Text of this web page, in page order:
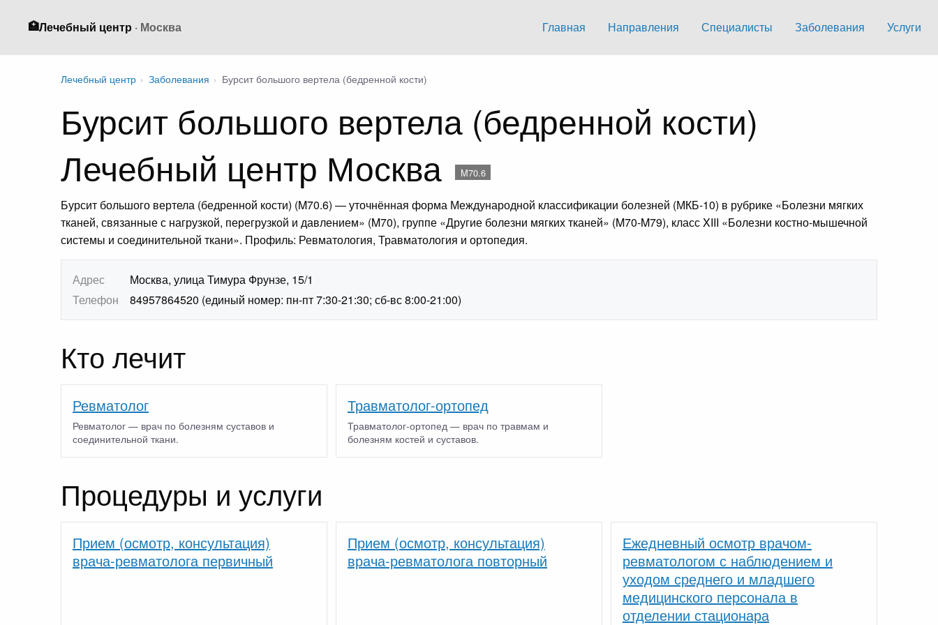
🏥Лечебный центр · Москва Главная Направления Специалисты Заболевания Услуги
Лечебный центр › Заболевания › Бурсит большого вертела (бедренной кости)
Бурсит большого вертела (бедренной кости)
Лечебный центр Москва
M70.6
Бурсит большого вертела (бедренной кости) (M70.6) — уточнённая форма Международной классификации болезней (МКБ-10) в рубрике «Болезни мягких
тканей, связанные с нагрузкой, перегрузкой и давлением» (M70), группе «Другие болезни мягких тканей» (M70-M79), класс XIII «Болезни костно-мышечной
системы и соединительной ткани». Профиль: Ревматология, Травматология и ортопедия.
Адрес
Москва, улица Тимура Фрунзе, 15/1
Телефон
84957864520 (единый номер: пн-пт 7:30-21:30; сб-вс 8:00-21:00)
Кто лечит
Ревматолог
Ревматолог — врач по болезням суставов и
соединительной ткани.
Травматолог-ортопед
Травматолог-ортопед — врач по травмам и
болезням костей и суставов.
Процедуры и услуги
Прием (осмотр, консультация)
врача-ревматолога первичный
Прием (осмотр, консультация)
врача-ревматолога повторный
Ежедневный осмотр врачом-
ревматологом с наблюдением и
уходом среднего и младшего
медицинского персонала в
отделении стационара